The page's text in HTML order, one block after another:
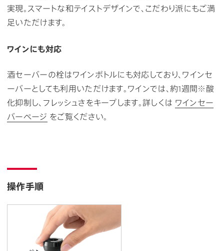
実現。スマートな和テイストデザインで、こだわり派にもご満
足いただけます。
ワインにも対応
酒セーバーの栓はワインボトルにも対応しており、ワインセ
ーバーとしても利用いただけます。ワインでは、約1週間※酸
化抑制し、フレッシュさをキープします。詳しくは ワインセー
バーページ をご覧ください。
操作手順